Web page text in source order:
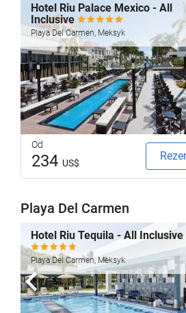
Hotel Riu Palace Mexico - All
Inclusive
Playa Del Carmen, Meksyk
Od
234 US$
Playa Del Carmen
Hotel Riu Tequila - All Inclusive
Playa Del Carmen, Meksyk
Poprzedni